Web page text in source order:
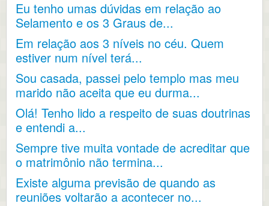
Eu tenho umas dúvidas em relação ao
Selamento e os 3 Graus de...
Em relação aos 3 níveis no céu. Quem
estiver num nível terá...
Sou casada, passei pelo templo mas meu
marido não aceita que eu durma...
Olá! Tenho lido a respeito de suas doutrinas
e entendi a...
Sempre tive muita vontade de acreditar que
o matrimônio não termina...
Existe alguma previsão de quando as
reuniões voltarão a acontecer no...